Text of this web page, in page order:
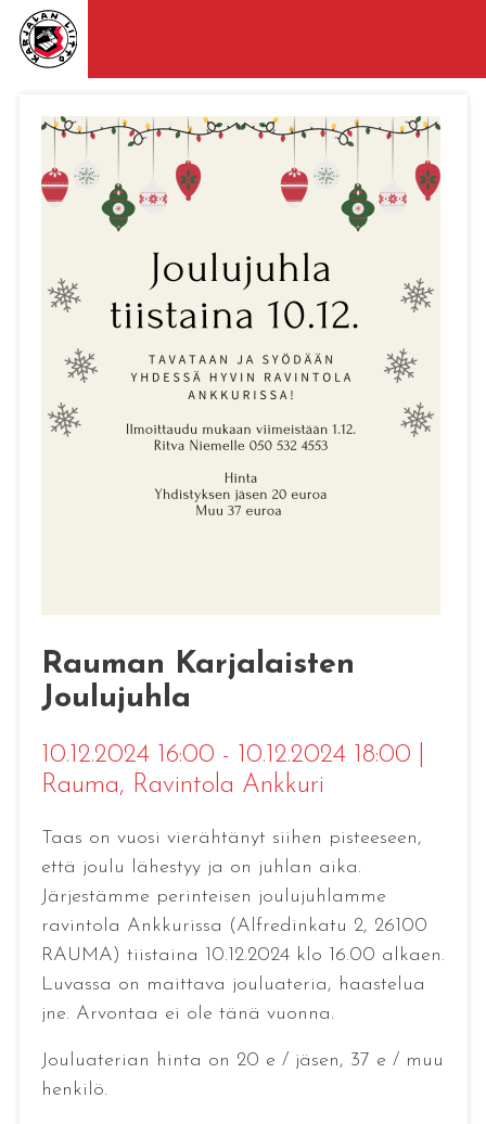
Rauman Karjalaisten
Joulujuhla
10.12.2024 16:00 - 10.12.2024 18:00
Rauma, Ravintola Ankkuri
Taas on vuosi vierähtänyt siihen pisteeseen,
että joulu lähestyy ja on juhlan aika.
Järjestämme perinteisen joulujuhlamme
ravintola Ankkurissa (Alfredinkatu 2, 26100
RAUMA) tiistaina 10.12.2024 klo 16.00 alkaen.
Luvassa on maittava jouluateria, haastelua
jne. Arvontaa ei ole tänä vuonna.
Jouluaterian hinta on 20 e / jäsen, 37 e / muu
henkilö.